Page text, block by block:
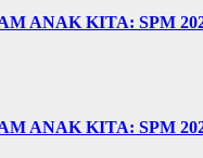
ANAK KITA: SPM
ANAK KITA: SPM